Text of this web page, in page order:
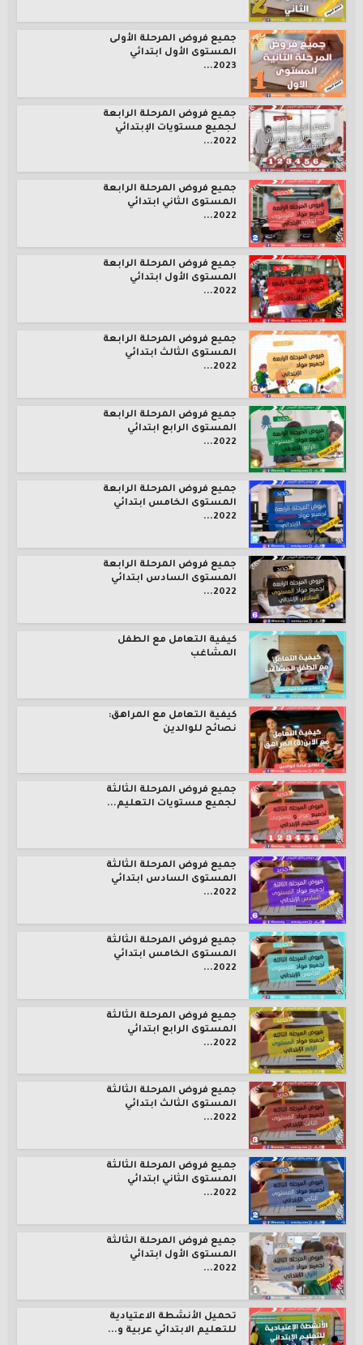
جميع فروض المرحلة الأولى
المستوى الأول ابتدائي
2023...
جميع فروض المرحلة الرابعة
لجميع مستويات الإبتدائي
2022...
جميع فروض المرحلة الرابعة
المستوى الثاني ابتدائي
2022...
جميع فروض المرحلة الرابعة
المستوى الأول ابتدائي
2022...
جميع فروض المرحلة الرابعة
المستوى الثالث ابتدائي
2022...
جميع فروض المرحلة الرابعة
المستوى الرابع ابتدائي
2022...
جميع فروض المرحلة الرابعة
المستوى الخامس ابتدائي
2022...
جميع فروض المرحلة الرابعة
المستوى السادس ابتدائي
2022...
كيفية التعامل مع الطفل
المشاغب
كيفية التعامل مع المراهق:
نصائح للوالدين
جميع فروض المرحلة الثالثة
لجميع مستويات التعليم...
جميع فروض المرحلة الثالثة
المستوى السادس ابتدائي
2022...
جميع فروض المرحلة الثالثة
المستوى الخامس ابتدائي
2022...
جميع فروض المرحلة الثالثة
المستوى الرابع ابتدائي
2022...
جميع فروض المرحلة الثالثة
المستوى الثالث ابتدائي
2022...
جميع فروض المرحلة الثالثة
المستوى الثاني ابتدائي
2022...
جميع فروض المرحلة الثالثة
المستوى الأول ابتدائي
2022...
تحميل الأنشطة الاعتيادية
للتعليم الابتدائي عربية و...